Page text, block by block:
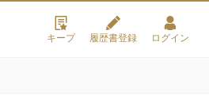
キープ 履歴書登録 ログイン